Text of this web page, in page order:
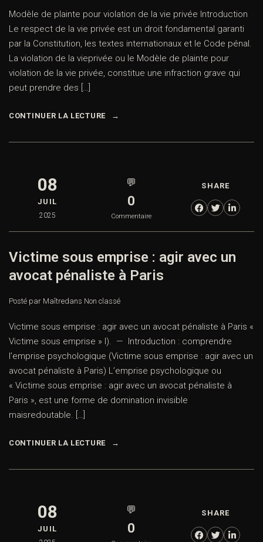
Modèle de plainte pour violation de la vie privée Introduction
Le respect de la vie privée est un droit fondamental garanti
par la Constitution, les textes internationaux et le Code pénal.
La violation de la vieprivée ou le Modèle de plainte pour
violation de la vie privée, constitue une infraction grave qui
peut prendre des […]
CONTINUER LA LECTURE
08
JUIL
2025
💬
0
Commentaire
SHARE
Victime sous emprise : agir avec un
avocat pénaliste à Paris
Posté par Maîtredans Non classé
Victime sous emprise : agir avec un avocat pénaliste à Paris «
Victime sous emprise » I). — Introduction : comprendre
l’emprise psychologique (Victime sous emprise : agir avec un
avocat pénaliste à Paris) L’emprise psychologique ou
« Victime sous emprise : agir avec un avocat pénaliste à
Paris », est une forme de domination invisible
maisredoutable. […]
CONTINUER LA LECTURE
08
JUIL
💬
0
SHARE